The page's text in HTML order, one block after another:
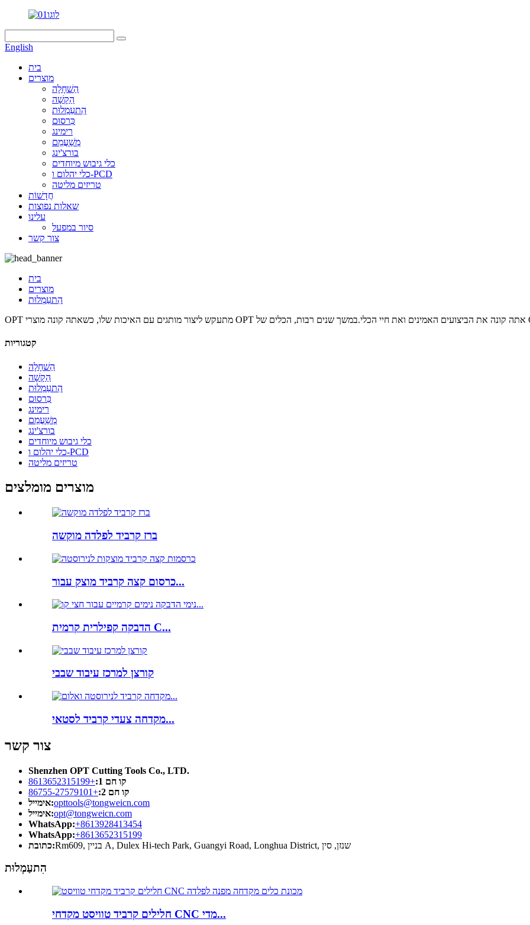
English
בית
מוצרים
הַשׁחָלָה
הַקָשָׁה
הִתעַמְלוּת
כִּרסוּם
רימינג
מְשַׁעֲמֵם
בורצ'ינג
כלי גיבוש מיוחדים
כלי יהלום ו-PCD
טריזים מליטה
חֲדָשׁוֹת
שאלות נפוצות
עלינו
סיור במפעל
צור קשר
בית
מוצרים
הִתעַמְלוּת
קטגוריות
הַשׁחָלָה
הַקָשָׁה
הִתעַמְלוּת
כִּרסוּם
רימינג
מְשַׁעֲמֵם
בורצ'ינג
כלי גיבוש מיוחדים
כלי יהלום ו-PCD
טריזים מליטה
מוצרים מומלצים
ברז קרביד לפלדה מוקשה
כרסום קצה קרביד מוצק עבור...
הדבקה קפילרית קרמית C...
קורצן למרכז עיבוד שבבי
מקדחה צעדי קרביד לסטאי...
צור קשר
Shenzhen OPT Cutting Tools Co., LTD.
קו חם 1:
+8613652315199
קו חם 2:
+86755-27579101
אימייל:opttools@tongweicn.com
אימייל:opt@tongweicn.com
WhatsApp:+8613928413454
WhatsApp:+8613652315199
כתובת:
Rm609, בניין A, Dulex Hi-tech Park, Guangyi Road, Longhua District, שנזן, סין
הִתעַמְלוּת
חלילים קרביד טוויסט מקדחי CNC מדי...